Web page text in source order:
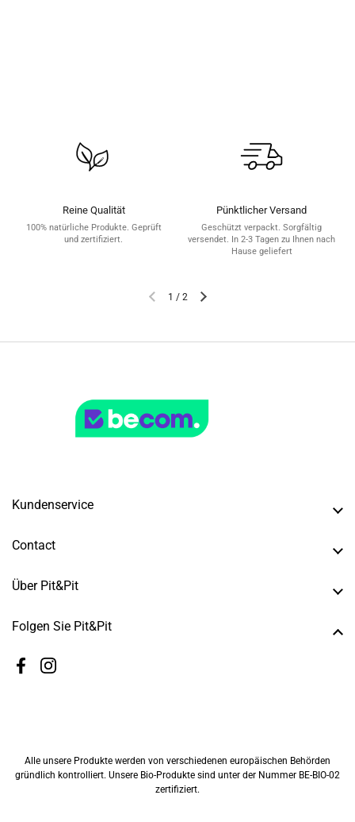
Reine Qualität
100% natürliche Produkte. Geprüft
und zertifiziert.
Pünktlicher Versand
Geschützt verpackt. Sorgfältig
versendet. In 2-3 Tagen zu Ihnen nach
Hause geliefert
1 / 2
Kundenservice
Contact
Über Pit&Pit
Folgen Sie Pit&Pit
FacebookInstagram
Alle unsere Produkte werden von verschiedenen europäischen Behörden
gründlich kontrolliert. Unsere Bio-Produkte sind unter der Nummer BE-BIO-02
zertifiziert.